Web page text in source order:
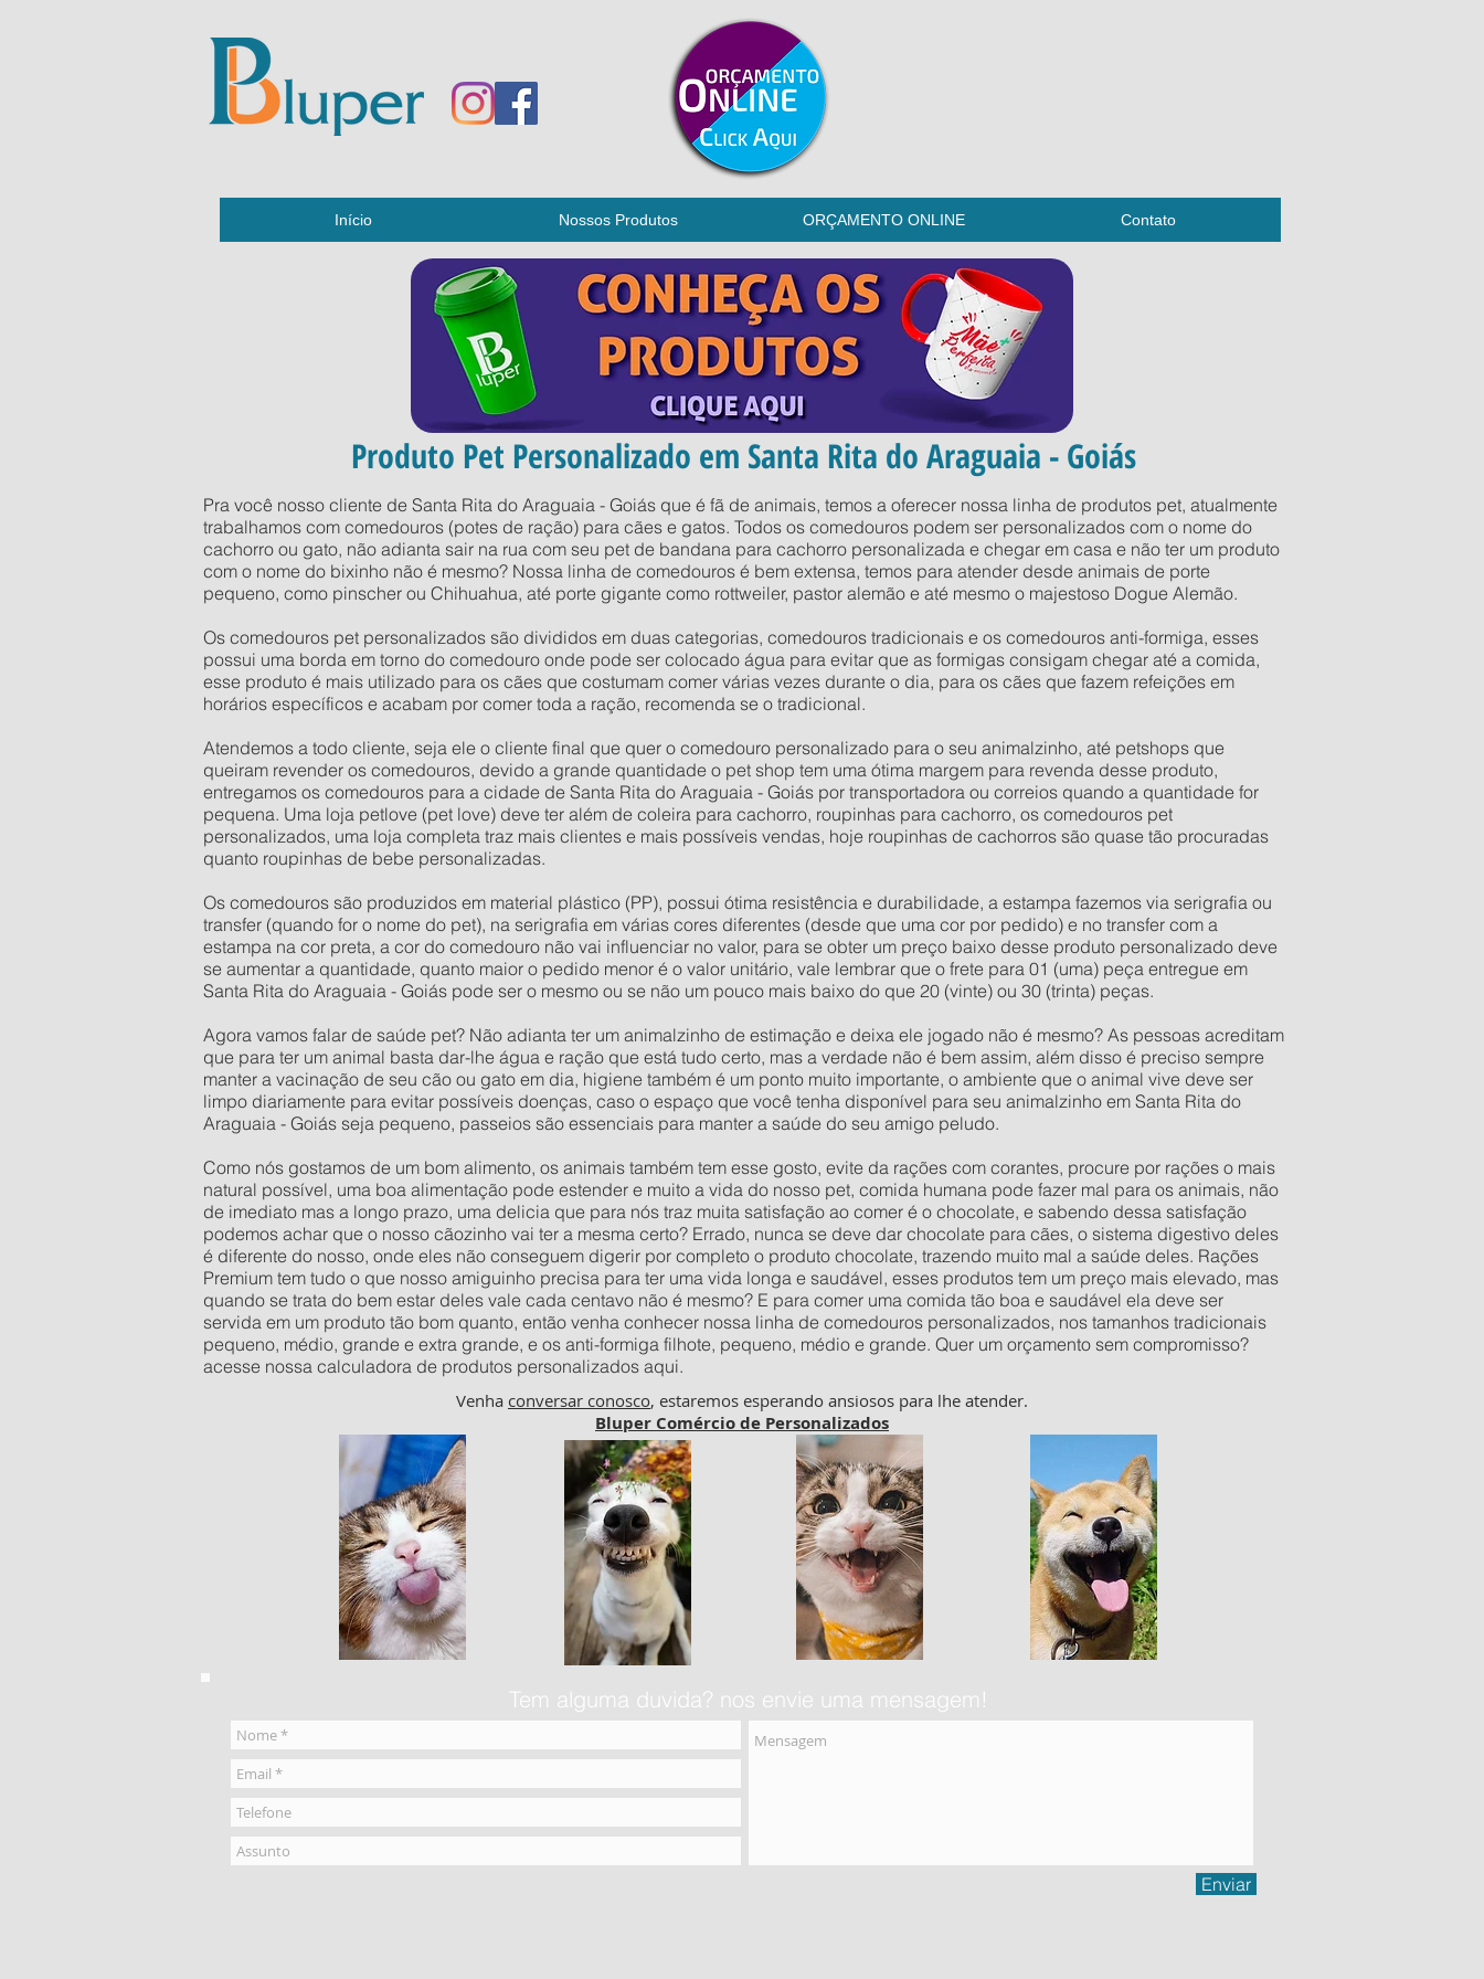
Início Nossos Produtos ORÇAMENTO ONLINE Contato
Produto Pet Personalizado em Santa Rita do Araguaia - Goiás
Pra você nosso cliente de Santa Rita do Araguaia - Goiás que é fã de animais, temos a oferecer nossa linha de produtos pet, atualmente
trabalhamos com comedouros (potes de ração) para cães e gatos. Todos os comedouros podem ser personalizados com o nome do
cachorro ou gato, não adianta sair na rua com seu pet de bandana para cachorro personalizada e chegar em casa e não ter um produto
com o nome do bixinho não é mesmo? Nossa linha de comedouros é bem extensa, temos para atender desde animais de porte
pequeno, como pinscher ou Chihuahua, até porte gigante como rottweiler, pastor alemão e até mesmo o majestoso Dogue Alemão.
Os comedouros pet personalizados são divididos em duas categorias, comedouros tradicionais e os comedouros anti-formiga, esses
possui uma borda em torno do comedouro onde pode ser colocado água para evitar que as formigas consigam chegar até a comida,
esse produto é mais utilizado para os cães que costumam comer várias vezes durante o dia, para os cães que fazem refeições em
horários específicos e acabam por comer toda a ração, recomenda se o tradicional.
Atendemos a todo cliente, seja ele o cliente final que quer o comedouro personalizado para o seu animalzinho, até petshops que
queiram revender os comedouros, devido a grande quantidade o pet shop tem uma ótima margem para revenda desse produto,
entregamos os comedouros para a cidade de Santa Rita do Araguaia - Goiás por transportadora ou correios quando a quantidade for
pequena. Uma loja petlove (pet love) deve ter além de coleira para cachorro, roupinhas para cachorro, os comedouros pet
personalizados, uma loja completa traz mais clientes e mais possíveis vendas, hoje roupinhas de cachorros são quase tão procuradas
quanto roupinhas de bebe personalizadas.
Os comedouros são produzidos em material plástico (PP), possui ótima resistência e durabilidade, a estampa fazemos via serigrafia ou
transfer (quando for o nome do pet), na serigrafia em várias cores diferentes (desde que uma cor por pedido) e no transfer com a
estampa na cor preta, a cor do comedouro não vai influenciar no valor, para se obter um preço baixo desse produto personalizado deve
se aumentar a quantidade, quanto maior o pedido menor é o valor unitário, vale lembrar que o frete para 01 (uma) peça entregue em
Santa Rita do Araguaia - Goiás pode ser o mesmo ou se não um pouco mais baixo do que 20 (vinte) ou 30 (trinta) peças.
Agora vamos falar de saúde pet? Não adianta ter um animalzinho de estimação e deixa ele jogado não é mesmo? As pessoas acreditam
que para ter um animal basta dar-lhe água e ração que está tudo certo, mas a verdade não é bem assim, além disso é preciso sempre
manter a vacinação de seu cão ou gato em dia, higiene também é um ponto muito importante, o ambiente que o animal vive deve ser
limpo diariamente para evitar possíveis doenças, caso o espaço que você tenha disponível para seu animalzinho em Santa Rita do
Araguaia - Goiás seja pequeno, passeios são essenciais para manter a saúde do seu amigo peludo.
Como nós gostamos de um bom alimento, os animais também tem esse gosto, evite da rações com corantes, procure por rações o mais
natural possível, uma boa alimentação pode estender e muito a vida do nosso pet, comida humana pode fazer mal para os animais, não
de imediato mas a longo prazo, uma delicia que para nós traz muita satisfação ao comer é o chocolate, e sabendo dessa satisfação
podemos achar que o nosso cãozinho vai ter a mesma certo? Errado, nunca se deve dar chocolate para cães, o sistema digestivo deles
é diferente do nosso, onde eles não conseguem digerir por completo o produto chocolate, trazendo muito mal a saúde deles. Rações
Premium tem tudo o que nosso amiguinho precisa para ter uma vida longa e saudável, esses produtos tem um preço mais elevado, mas
quando se trata do bem estar deles vale cada centavo não é mesmo? E para comer uma comida tão boa e saudável ela deve ser
servida em um produto tão bom quanto, então venha conhecer nossa linha de comedouros personalizados, nos tamanhos tradicionais
pequeno, médio, grande e extra grande, e os anti-formiga filhote, pequeno, médio e grande. Quer um orçamento sem compromisso?
acesse nossa calculadora de produtos personalizados aqui.
Venha conversar conosco, estaremos esperando ansiosos para lhe atender.
Bluper Comércio de Personalizados
Tem alguma duvida? nos envie uma mensagem!
Enviar